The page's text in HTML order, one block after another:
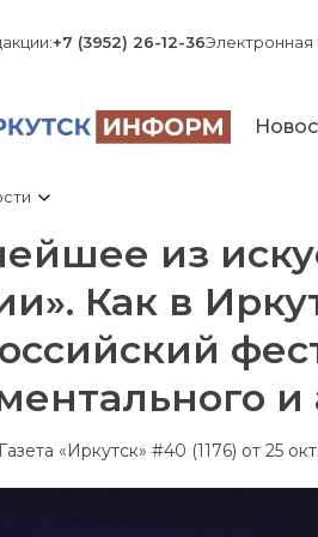
+7 (3952) 26-12-36Электронная
из
Как в
Газета «Иркутск» #40 (1176) от 25